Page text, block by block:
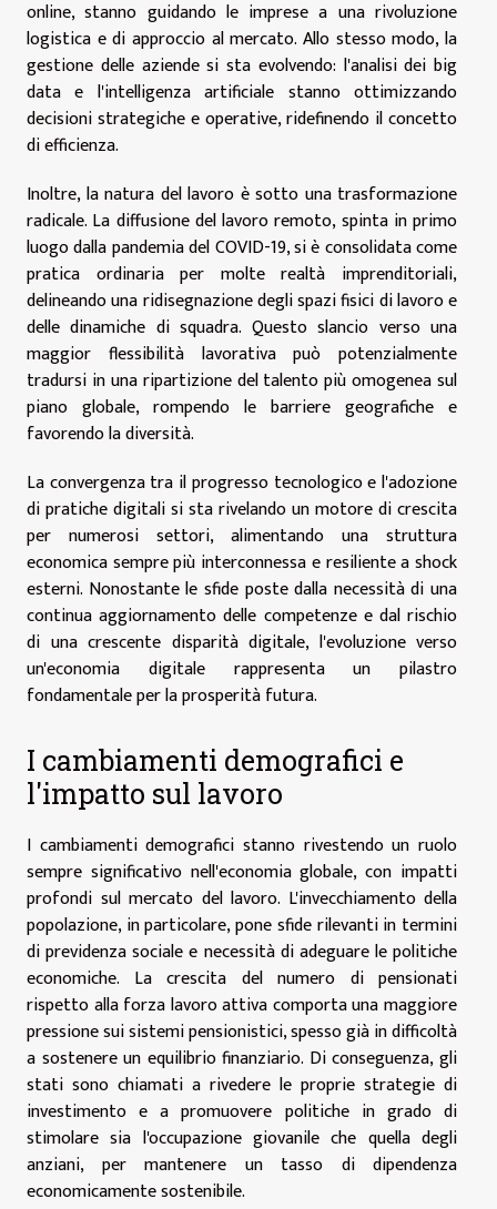
online, stanno guidando le imprese a una rivoluzione
logistica e di approccio al mercato. Allo stesso modo, la
gestione delle aziende si sta evolvendo: l'analisi dei big
data e l'intelligenza artificiale stanno ottimizzando
decisioni strategiche e operative, ridefinendo il concetto
di efficienza.
Inoltre, la natura del lavoro è sotto una trasformazione
radicale. La diffusione del lavoro remoto, spinta in primo
luogo dalla pandemia del COVID-19, si è consolidata come
pratica ordinaria per molte realtà imprenditoriali,
delineando una ridisegnazione degli spazi fisici di lavoro e
delle dinamiche di squadra. Questo slancio verso una
maggior flessibilità lavorativa può potenzialmente
tradursi in una ripartizione del talento più omogenea sul
piano globale, rompendo le barriere geografiche e
favorendo la diversità.
La convergenza tra il progresso tecnologico e l'adozione
di pratiche digitali si sta rivelando un motore di crescita
per numerosi settori, alimentando una struttura
economica sempre più interconnessa e resiliente a shock
esterni. Nonostante le sfide poste dalla necessità di una
continua aggiornamento delle competenze e dal rischio
di una crescente disparità digitale, l'evoluzione verso
un'economia digitale rappresenta un pilastro
fondamentale per la prosperità futura.
I cambiamenti demografici e
l'impatto sul lavoro
I cambiamenti demografici stanno rivestendo un ruolo
sempre significativo nell'economia globale, con impatti
profondi sul mercato del lavoro. L'invecchiamento della
popolazione, in particolare, pone sfide rilevanti in termini
di previdenza sociale e necessità di adeguare le politiche
economiche. La crescita del numero di pensionati
rispetto alla forza lavoro attiva comporta una maggiore
pressione sui sistemi pensionistici, spesso già in difficoltà
a sostenere un equilibrio finanziario. Di conseguenza, gli
stati sono chiamati a rivedere le proprie strategie di
investimento e a promuovere politiche in grado di
stimolare sia l'occupazione giovanile che quella degli
anziani, per mantenere un tasso di dipendenza
economicamente sostenibile.